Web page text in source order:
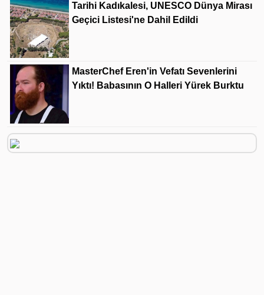
Tarihi Kadıkalesi, UNESCO Dünya Mirası
Geçici Listesi'ne Dahil Edildi
MasterChef Eren'in Vefatı Sevenlerini
Yıktı! Babasının O Halleri Yürek Burktu